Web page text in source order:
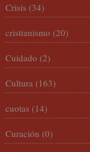
Crisis (34)
cristianismo (20)
Cuidado (2)
Cultura (163)
cuotas (14)
Curación (0)